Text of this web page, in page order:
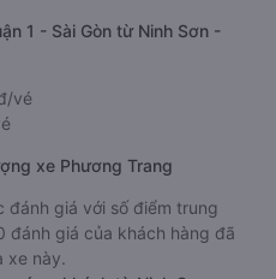
1 - Sài Gòn từ Ninh Sơn -
vé
xe Phương Trang
đánh giá với số điểm trung
giá của khách hàng đã
xe này.